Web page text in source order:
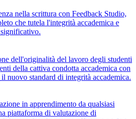
nella scrittura con Feedback Studio,
che tutela l'integrità accademica e
dell'originalità del lavoro degli studenti
della cattiva condotta accademica con
nuovo standard di integrità accademica.
in apprendimento da qualsiasi
piattaforma di valutazione di